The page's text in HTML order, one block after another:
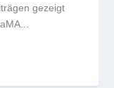
gezeigt